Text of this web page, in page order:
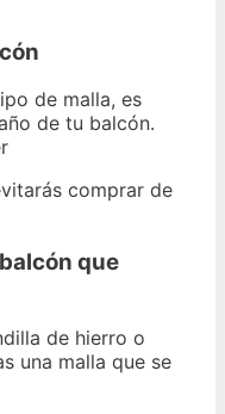
de malla, es
de tu balcón.
comprar de
que
de hierro o
una malla que se